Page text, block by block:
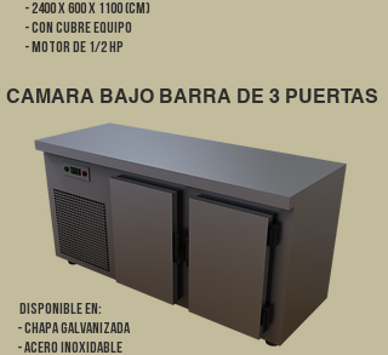
- 2400 x 600 x 1100 (cm)
- Con cubre equipo
- Motor de 1/2 HP
DISPONIBLE EN:
- Chapa galvanizada
- Acero Inoxidable
CAMARA BAJO BARRA DE 3 PUERTAS